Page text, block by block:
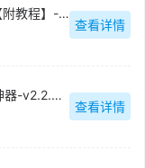
U大师U盘启动盘制作工具【附教程】-v【】
查看详情
鑫河QQ全自动无限加好友神器-v2.2.3.6
查看详情